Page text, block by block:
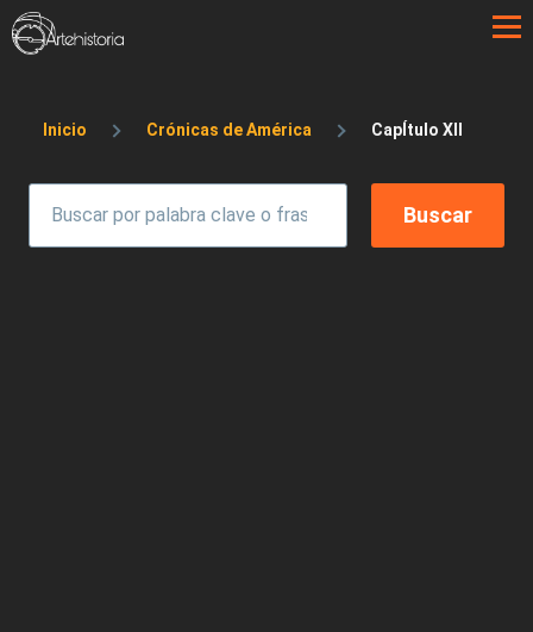
Pasar al contenido principal
Sobrescribir enlaces de ayuda a la
Inicio Crónicas de América CapÍtulo XII